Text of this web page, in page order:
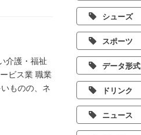
介護・福祉
ビス業 職業
ものの、ネ
シューズ
スポーツ
データ形式
ドリンク
ニュース